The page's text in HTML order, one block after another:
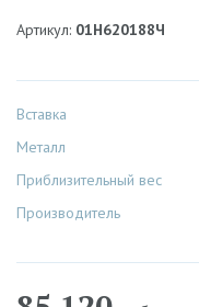
Артикул: 01Н620188Ч
Вставка
Металл
Приблизительный вес
Производитель